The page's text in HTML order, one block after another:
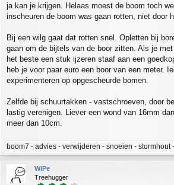
ja kan je krijgen. Helaas moest de boom toch
inscheuren de boom was gaan rotten, niet door
Bij een wilg gaat dat rotten snel. Opletten bij
gaan om de bijtels van de boor zitten. Als je
het beste een stuk ijzeren staaf aan een
heb je voor paar euro een boor van een meter.
experimenteren op opgescheurde bomen.
Zelfde bij schuurtakken - vastschroeven, door
lastig verenigen. Liever een wond van 16mm
meer dan 10cm.
boom7 - advies - verwijderen - snoeien - stormhout
WiPe
Treehugger